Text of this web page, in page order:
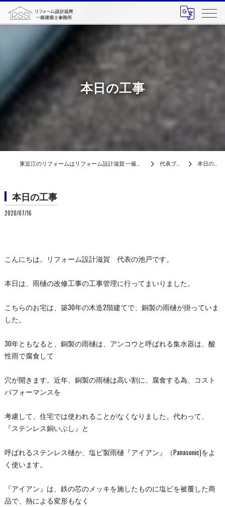
本日の工事
代表ブログ 本日の工事
本日の工事
2020/07/16
こんにちは。リフォーム設計滋賀 代表の池戸です。
本日は、雨樋の改修工事の工事管理に行ってまいりました。
こちらのお宅は、築30年の木造2階建てで、銅製の雨樋が掛っていま
した。
30年ともなると、銅製の雨樋は、アンコウと呼ばれる集水器は、酸
性雨で腐食して
穴が開きます。近年、銅製の雨樋は高い割に、腐食する為、コスト
パフォーマンスを
考慮して、住宅では使われることがなくなりました。代わって、
『ステンレス銅いぶし』と
呼ばれるステンレス樋か、塩ビ製雨樋『アイアン』（Panasonic)をよ
く使います。
『アイアン』は、鉄の芯のメッキを施したものに塩ビを被覆した商
品で、熱による変形もなく